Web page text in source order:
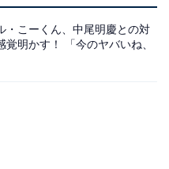
・こーくん、中尾明慶との対
覚明かす！ 「今のヤバいね、